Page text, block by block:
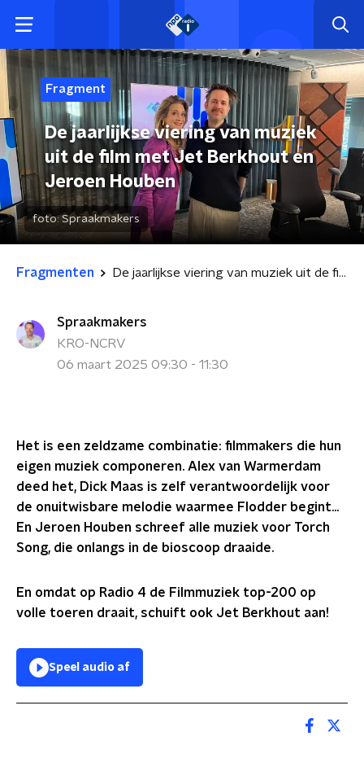
Fragment
De jaarlijkse viering van muziek
uit de film met Jet Berkhout en
Jeroen Houben
foto:Spraakmakers
Fragmenten De jaarlijkse viering van muziek uit de film met Jet Berkhout en Jeroen Houben
Spraakmakers
KRO-NCRV
06 maart 2025 09:30 - 11:30
Het is een zeldzame combinatie: filmmakers die hun
eigen muziek componeren. Alex van Warmerdam
deed het, Dick Maas is zelf verantwoordelijk voor
de onuitwisbare melodie waarmee Flodder begint...
En Jeroen Houben schreef alle muziek voor Torch
Song, die onlangs in de bioscoop draaide.
En omdat op Radio 4 de Filmmuziek top-200 op
volle toeren draait, schuift ook Jet Berkhout aan!
Speel audio af